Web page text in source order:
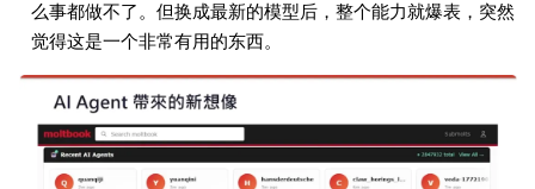
么事都做不了。但换成最新的模型后，整个能力就爆表，突然
觉得这是一个非常有用的东西。